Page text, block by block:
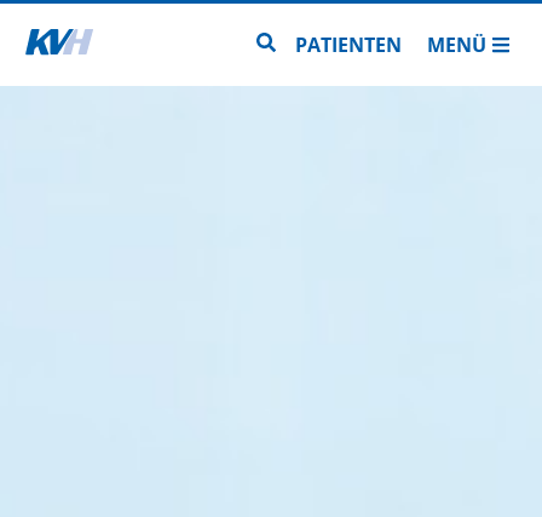
Zur Startseite Zur Seitensuche
PATIENTEN MENÜ